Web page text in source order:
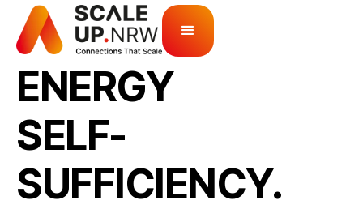
SCALE IT UP
ENERGY
SELF-
SUFFICIENCY.